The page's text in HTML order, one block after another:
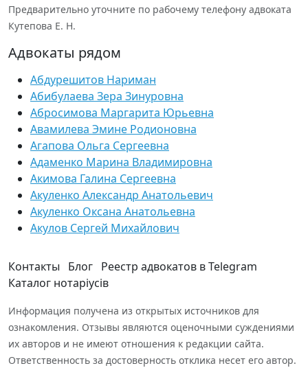
Предварительно уточните по рабочему телефону адвоката
Кутепова Е. Н.
Адвокаты рядом
Абдурешитов Нариман
Абибулаева Зера Зинуровна
Абросимова Маргарита Юрьевна
Авамилева Эмине Родионовна
Агапова Ольга Сергеевна
Адаменко Марина Владимировна
Акимова Галина Сергеевна
Акуленко Александр Анатольевич
Акуленко Оксана Анатольевна
Акулов Сергей Михайлович
Контакты Блог Реестр адвокатов в Telegram
Каталог нотаріусів
Информация получена из открытых источников для
ознакомления. Отзывы являются оценочными суждениями
их авторов и не имеют отношения к редакции сайта.
Ответственность за достоверность отклика несет его автор.